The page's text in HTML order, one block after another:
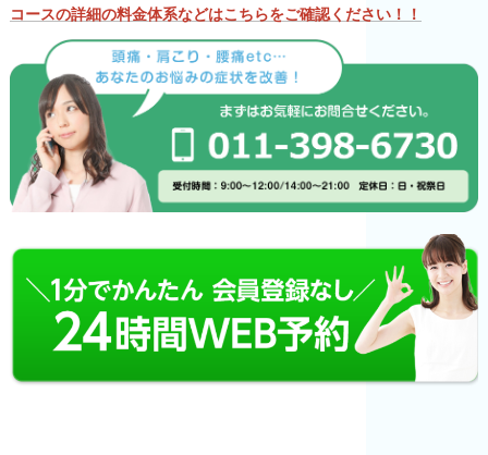
コースの詳細の料金体系などはこちらをご確認ください！！